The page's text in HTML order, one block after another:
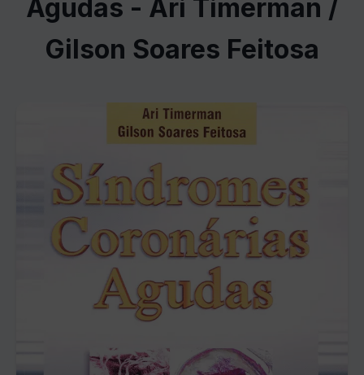
Agudas - Ari Timerman /
Gilson Soares Feitosa